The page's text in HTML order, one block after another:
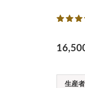
生産者